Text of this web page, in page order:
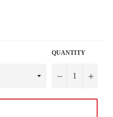
QUANTITY
− +